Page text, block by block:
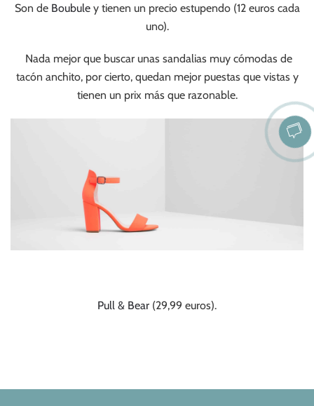
Son de Boubuley tienen un precio estupendo (12 euros cada
uno).
Nada mejor que buscar unas sandalias muy cómodas de
tacón anchito, por cierto, quedan mejor puestas que vistas y
tienen un prix más que razonable.
Pull & Bear (29,99 euros).